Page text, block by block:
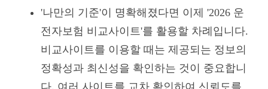
'나만의 기준'이 명확해졌다면 이제 '2026 운
전자보험 비교사이트'를 활용할 차례입니다.
비교사이트를 이용할 때는 제공되는 정보의
정확성과 최신성을 확인하는 것이 중요합니